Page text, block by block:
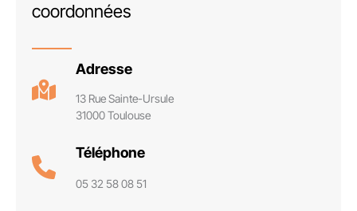
coordonnées
Adresse
13 Rue Sainte-Ursule
31000 Toulouse
Téléphone
05 32 58 08 51